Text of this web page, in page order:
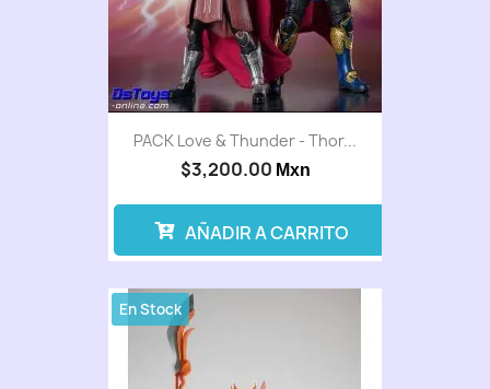
PACK Love & Thunder - Thor...
$3,200.00 Mxn
AÑADIR A CARRITO
En Stock